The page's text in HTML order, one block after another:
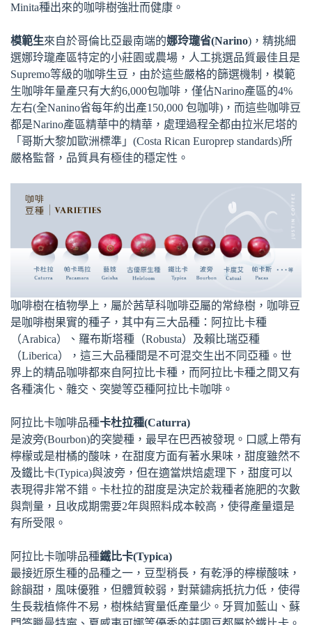
Minita種出來的咖啡樹強壯而健康。
模範生來自於哥倫比亞最南端的娜玲瓏省(Narino)，精挑細
選娜玲瓏產區特定的小莊園或農場，人工挑選品質最佳且是
Supremo等級的咖啡生豆，由於這些嚴格的篩選機制，模範
生咖啡年量產只有大約6,000包咖啡，僅佔Narino產區的4%
左右(全Nanino省每年約出產150,000 包咖啡)，而這些咖啡豆
都是Narino產區精華中的精華，處理過程全都由拉米尼塔的
「哥斯大黎加歐洲標準」(Costa Rican Europrep standards)所
嚴格監督，品質具有極佳的穩定性。
咖啡樹在植物學上，屬於茜草科咖啡亞屬的常綠樹，咖啡豆
是咖啡樹果實的種子，其中有三大品種：阿拉比卡種
（Arabica）、羅布斯塔種（Robusta）及賴比瑞亞種
（Liberica），這三大品種間是不可混交生出不同亞種。世
界上的精品咖啡都來自阿拉比卡種，而阿拉比卡種之間又有
各種演化、雜交、突變等亞種阿拉比卡咖啡。
阿拉比卡咖啡品種卡杜拉種(Caturra)
是波旁(Bourbon)的突變種，最早在巴西被發現。口感上帶有
檸檬或是柑橘的酸味，在甜度方面有著水果味，甜度雖然不
及鐵比卡(Typica)與波旁，但在適當烘焙處理下，甜度可以
表現得非常不錯。卡杜拉的甜度是決定於栽種者施肥的次數
與劑量，且收成期需要2年與照料成本較高，使得產量還是
有所受限。
阿拉比卡咖啡品種鐵比卡(Typica)
最接近原生種的品種之一，豆型稍長，有乾淨的檸檬酸味，
餘韻甜，風味優雅，但體質較弱，對葉鏽病扺抗力低，使得
生長栽植條件不易，樹株結實量低產量少。牙買加藍山、蘇